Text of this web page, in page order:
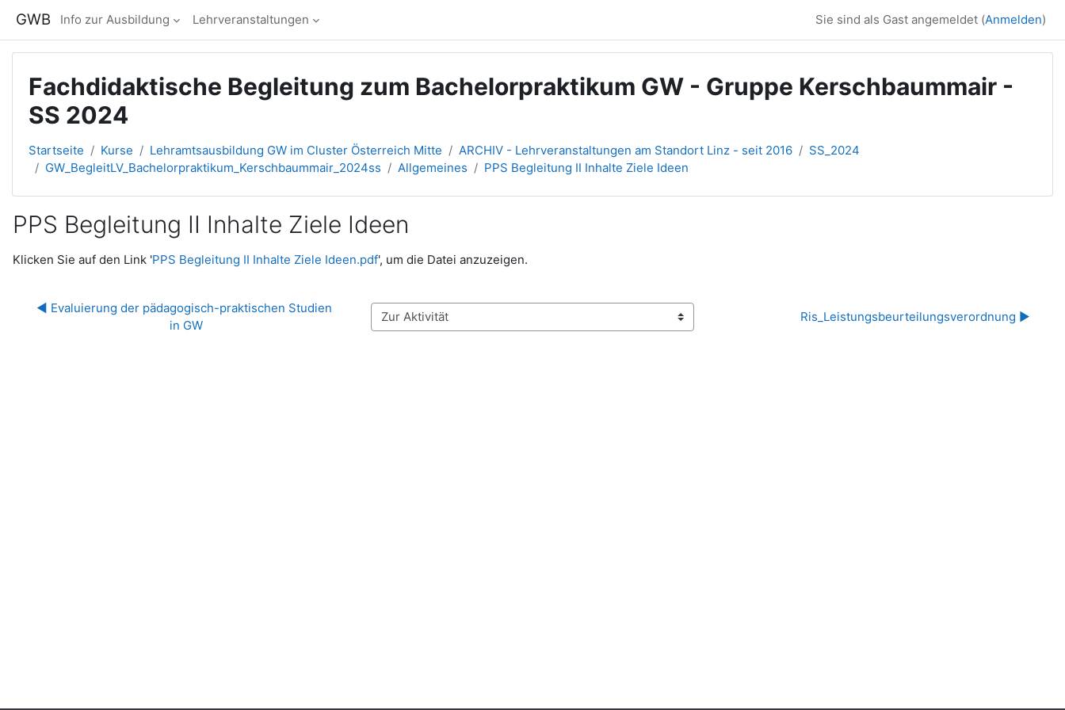
GWB Info zur Ausbildung Lehrveranstaltungen Sie sind als Gast angemeldet (Anmelden)
Fachdidaktische Begleitung zum Bachelorpraktikum GW - Gruppe Kerschbaummair -
SS 2024
Startseite Kurse Lehramtsausbildung GW im Cluster Österreich Mitte ARCHIV - Lehrveranstaltungen am Standort Linz - seit 2016
SS_2024
GW_BegleitLV_Bachelorpraktikum_Kerschbaummair_2024ss
Allgemeines PPS Begleitung II Inhalte Ziele Ideen
PPS Begleitung II Inhalte Ziele Ideen
Abschlussbedingungen
Klicken Sie auf den Link 'PPS Begleitung II Inhalte Ziele Ideen.pdf', um die Datei anzuzeigen.
◀︎ Evaluierung der pädagogisch-praktischen Studien
in GW
Zur Aktivität Ris_Leistungsbeurteilungsverordnung ▶︎